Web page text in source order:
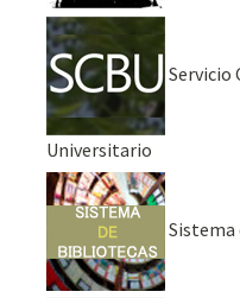
Servicio
Universitario
Sistema